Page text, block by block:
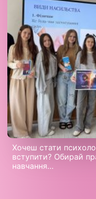
Хочеш стати
вступити? Обирай
навчання…